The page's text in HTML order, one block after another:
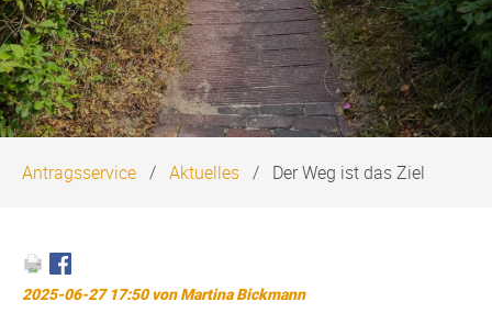
Antragsservice Aktuelles Der Weg ist das Ziel
2025-06-27 17:50von Martina Bickmann